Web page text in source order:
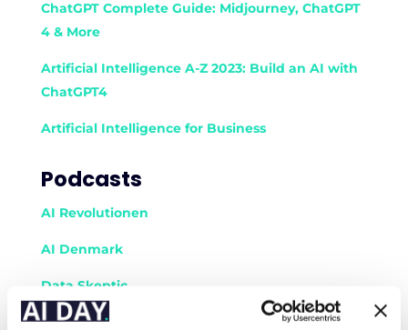
ChatGPT Complete Guide: Midjourney, ChatGPT
4 & More
Artificial Intelligence A-Z 2023: Build an AI with
ChatGPT4
Artificial Intelligence for Business
Podcasts
AI Revolutionen
AI Denmark
Data Skeptic
The TWIML AI podcast